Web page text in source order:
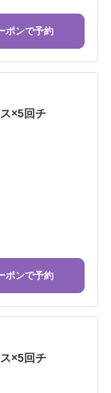
ポンで予約
×5回チ
ポンで予約
×5回チ